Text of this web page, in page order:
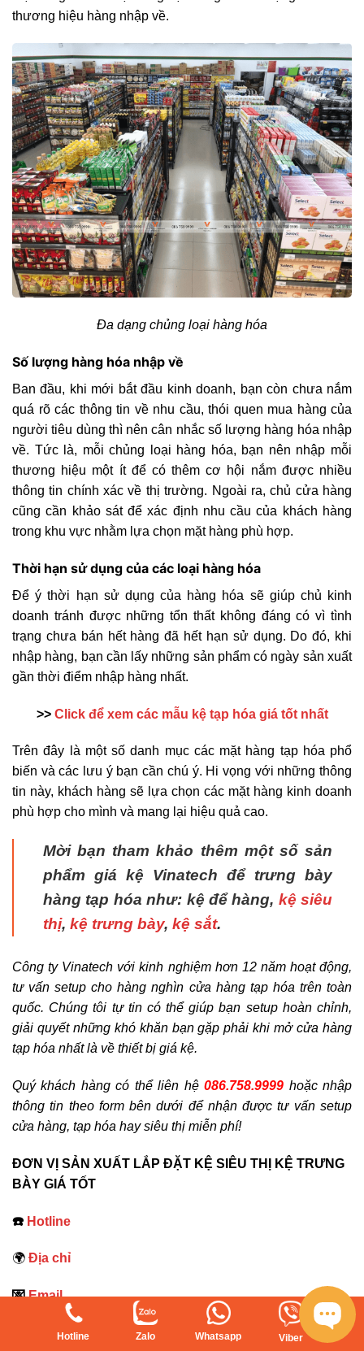
thương hiệu hàng nhập về.
Đa dạng chủng loại hàng hóa
Số lượng hàng hóa nhập về
Ban đầu, khi mới bắt đầu kinh doanh, bạn còn chưa nắm
quá rõ các thông tin về nhu cầu, thói quen mua hàng của
người tiêu dùng thì nên cân nhắc số lượng hàng hóa nhập
về. Tức là, mỗi chủng loại hàng hóa, bạn nên nhập mỗi
thương hiệu một ít để có thêm cơ hội nắm được nhiều
thông tin chính xác về thị trường. Ngoài ra, chủ cửa hàng
cũng cần khảo sát để xác định nhu cầu của khách hàng
trong khu vực nhằm lựa chọn mặt hàng phù hợp.
Thời hạn sử dụng của các loại hàng hóa
Để ý thời hạn sử dụng của hàng hóa sẽ giúp chủ kinh
doanh tránh được những tổn thất không đáng có vì tình
trạng chưa bán hết hàng đã hết hạn sử dụng. Do đó, khi
nhập hàng, bạn cần lấy những sản phẩm có ngày sản xuất
gần thời điểm nhập hàng nhất.
>> Click để xem các mẫu kệ tạp hóa giá tốt nhất
Trên đây là một số danh mục các mặt hàng tạp hóa phổ
biến và các lưu ý bạn cần chú ý. Hi vọng với những thông
tin này, khách hàng sẽ lựa chọn các mặt hàng kinh doanh
phù hợp cho mình và mang lại hiệu quả cao.
Mời bạn tham khảo thêm một số sản
phẩm giá kệ Vinatech để trưng bày
hàng tạp hóa như: kệ để hàng, kệ siêu
thị, kệ trưng bày, kệ sắt.
Công ty Vinatech với kinh nghiệm hơn 12 năm hoạt động,
tư vấn setup cho hàng nghìn cửa hàng tạp hóa trên toàn
quốc. Chúng tôi tự tin có thể giúp bạn setup hoàn chỉnh,
giải quyết những khó khăn bạn gặp phải khi mở cửa hàng
tạp hóa nhất là về thiết bị giá kệ.
Quý khách hàng có thể liên hệ086.758.9999 hoặc nhập
thông tin theo form bên dưới để nhận được tư vấn setup
cửa hàng, tạp hóa hay siêu thị miễn phí!
ĐƠN VỊ SẢN XUẤT LẮP ĐẶT KỆ SIÊU THỊ KỆ TRƯNG
BÀY GIÁ TỐT
☎️ Hotline
🌍 Địa chỉ
💌Email
Shopee
Hotline Zalo Whatsapp Viber